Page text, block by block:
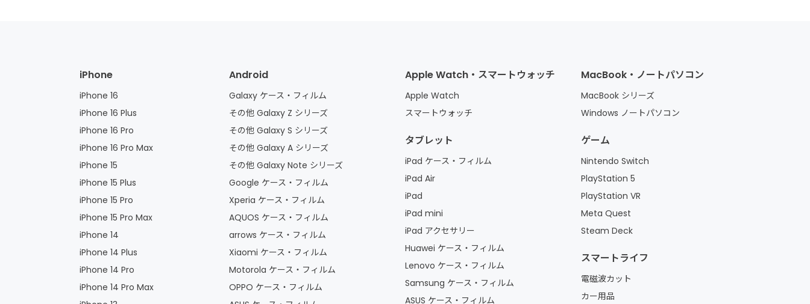
iPhone
iPhone 16
iPhone 16 Plus
iPhone 16 Pro
iPhone 16 Pro Max
iPhone 15
iPhone 15 Plus
iPhone 15 Pro
iPhone 15 Pro Max
iPhone 14
iPhone 14 Plus
iPhone 14 Pro
iPhone 14 Pro Max
Android
Galaxy ケース・フィルム
その他 Galaxy Z シリーズ
その他 Galaxy S シリーズ
その他 Galaxy A シリーズ
その他 Galaxy Note シリーズ
Google ケース・フィルム
Xperia ケース・フィルム
AQUOS ケース・フィルム
arrows ケース・フィルム
Xiaomi ケース・フィルム
Motorola ケース・フィルム
OPPO ケース・フィルム
Apple Watch・スマートウォッチ
Apple Watch
スマートウォッチ
タブレット
iPad ケース・フィルム
iPad Air
iPad
iPad mini
iPad アクセサリー
Huawei ケース・フィルム
Lenovo ケース・フィルム
Samsung ケース・フィルム
ASUS ケース・フィルム
MacBook・ノートパソコン
MacBook シリーズ
Windows ノートパソコン
ゲーム
Nintendo Switch
PlayStation 5
PlayStation VR
Meta Quest
Steam Deck
スマートライフ
電磁波カット
カー用品